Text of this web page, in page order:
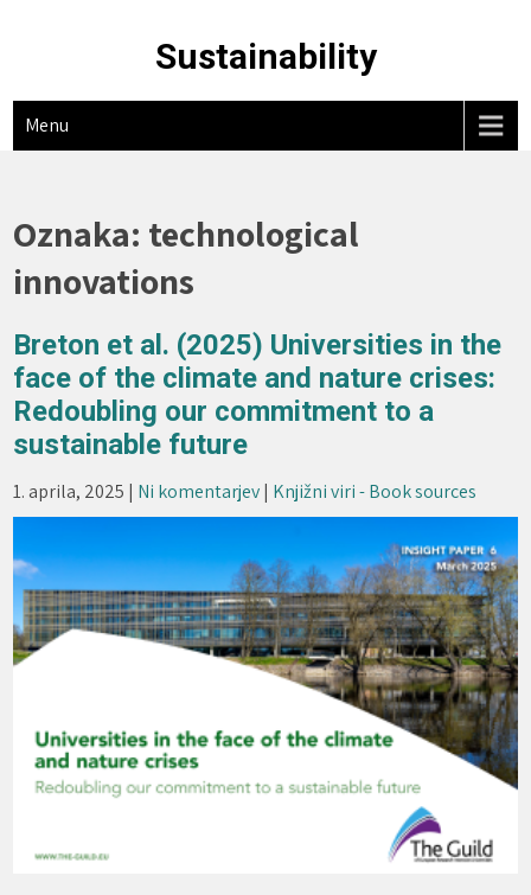
Sustainability
Menu
Oznaka: technological
innovations
Breton et al. (2025) Universities in the
face of the climate and nature crises:
Redoubling our commitment to a
sustainable future
1. aprila, 2025 | Ni komentarjev| Knjižni viri - Book sources